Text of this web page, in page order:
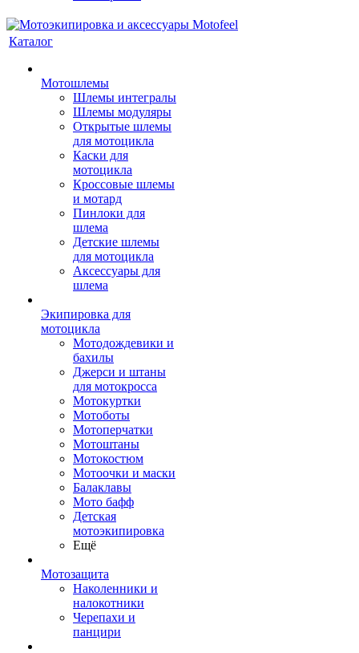
Каталог
Мотошлемы
Шлемы интегралы
Шлемы модуляры
Открытые шлемы
для мотоцикла
Каски для
мотоцикла
Кроссовые шлемы
и мотард
Пинлоки для
шлема
Детские шлемы
для мотоцикла
Аксессуары для
шлема
Экипировка для
мотоцикла
Мотодождевики и
бахилы
Джерси и штаны
для мотокросса
Мотокуртки
Мотоботы
Мотоперчатки
Мотоштаны
Мотокостюм
Мотоочки и маски
Балаклавы
Мото бафф
Детская
мотоэкипировка
Ещё
Мотозащита
Наколенники и
налокотники
Черепахи и
панцири